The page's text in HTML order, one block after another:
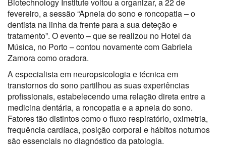
fevereiro, a sessão “Apneia do sono e roncopatia – o
dentista na linha da frente para a sua deteção e
tratamento”. O evento – que se realizou no Hotel da
Música, no Porto – contou novamente com Gabriela
Zamora como oradora.
A especialista em neuropsicologia e técnica em
transtornos do sono partilhou as suas experiências
profissionais, estabelecendo uma relação direta entre a
medicina dentária, a roncopatia e a apneia do sono.
Fatores tão distintos como o fluxo respiratório, oximetria,
frequência cardíaca, posição corporal e hábitos noturnos
são essenciais no diagnóstico da patologia.